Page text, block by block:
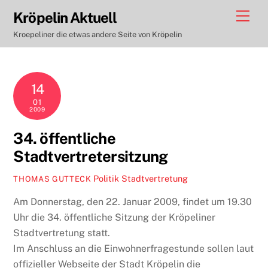
content
Kröpelin Aktuell
Kroepeliner die etwas andere Seite von Kröpelin
14
01
2009
34. öffentliche
Stadtvertretersitzung
THOMAS GUTTECK Politik Stadtvertretung
Am Donnerstag, den 22. Januar 2009, findet um 19.30
Uhr die 34. öffentliche Sitzung der Kröpeliner
Stadtvertretung statt.
Im Anschluss an die Einwohnerfragestunde sollen laut
offizieller Webseite der Stadt Kröpelin die